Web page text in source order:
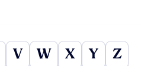
V W X Y Z